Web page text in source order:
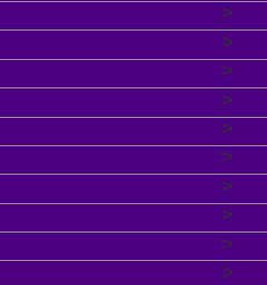
>
>
>
>
>
>
>
>
>
>